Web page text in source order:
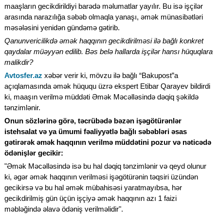
maaşların gecikdirildiyi barədə məlumatlar yayılır. Bu isə işçilər
arasında narazılığa səbəb olmaqla yanaşı, əmək münasibətləri
məsələsini yenidən gündəmə gətirib.
Qanunvericilikdə əmək haqqının gecikdirilməsi ilə bağlı konkret
qaydalar müəyyən edilib. Bəs belə hallarda işçilər hansı hüquqlara
malikdir?
Avtosfer.az xəbər verir ki, mövzu ilə bağlı “Bakupost”a
açıqlamasında əmək hüququ üzrə ekspert Etibar Qarayev bildirdi
ki, maaşın verilmə müddəti Əmək Məcəlləsində dəqiq şəkildə
tənzimlənir.
Onun sözlərinə görə, təcrübədə bəzən işəgötürənlər
istehsalat və ya ümumi fəaliyyətlə bağlı səbəbləri əsas
gətirərək əmək haqqının verilmə müddətini pozur və nəticədə
ödənişlər gecikir:
"Əmək Məcəlləsində isə bu hal dəqiq tənzimlənir və qeyd olunur
ki, əgər əmək haqqının verilməsi işəgötürənin təqsiri üzündən
gecikirsə və bu hal əmək mübahisəsi yaratmayıbsa, hər
gecikdirilmiş gün üçün işçiyə əmək haqqının azı 1 faizi
məbləğində əlavə ödəniş verilməlidir".